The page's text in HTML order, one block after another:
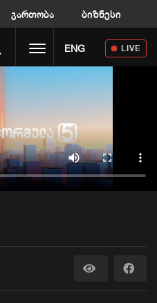
გართობა ბიზნესი
Toggle navigation
ENG LIVE